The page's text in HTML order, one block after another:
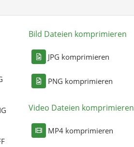
Bild Dateien komprimieren
JPG komprimieren
PNG komprimieren
Video Dateien komprimieren
MP4 komprimieren